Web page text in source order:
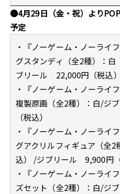
●4月29日（金・祝）より
予定
・『ノーゲーム・ノーライ
グスタンディ（全2種）：
ブリール 22,000円（税込）
・『ノーゲーム・ノーライ
複製原画（全2種）：白/ジ
（税込）
・『ノーゲーム・ノーライ
グアクリルフィギュア（全
込） /ジブリール 9,900円（
・『ノーゲーム・ノーライ
ズセット（全2種）：白/ジ